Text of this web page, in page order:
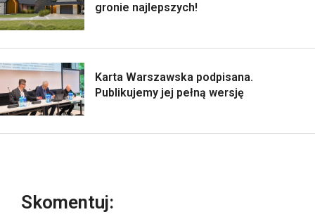
gronie najlepszych!
Karta Warszawska podpisana.
Publikujemy jej pełną wersję
Skomentuj: